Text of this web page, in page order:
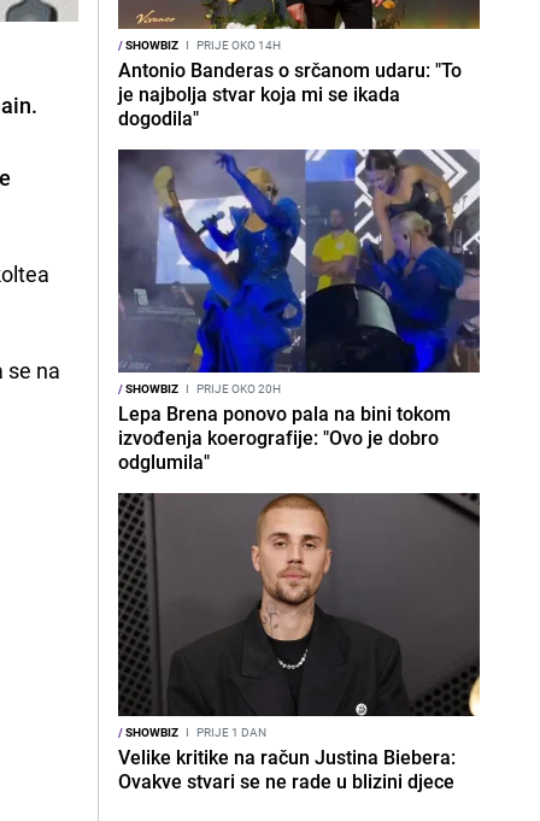
se na
/SHOWBIZ I PRIJE OKO 14H
Antonio Banderas o srčanom udaru: "To
je najbolja stvar koja mi se ikada
dogodila"
/SHOWBIZ I PRIJE OKO 20H
Lepa Brena ponovo pala na bini tokom
izvođenja koerografije: "Ovo je dobro
odglumila"
/SHOWBIZ I PRIJE 1 DAN
Velike kritike na račun Justina Biebera:
Ovakve stvari se ne rade u blizini djece